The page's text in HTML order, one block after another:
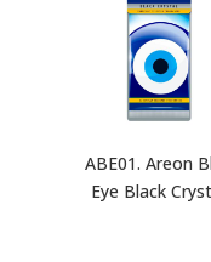
ABE01. Areon
Eye Black